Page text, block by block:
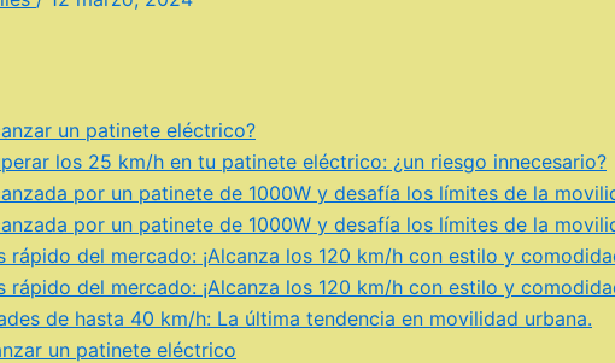
un patinete eléctrico?
los 25 km/h en tu patinete eléctrico: ¿un riesgo innecesario?
por un patinete de 1000W y desafía los límites de la
por un patinete de 1000W y desafía los límites de la
del mercado: ¡Alcanza los 120 km/h con estilo y
del mercado: ¡Alcanza los 120 km/h con estilo y
de hasta 40 km/h: La última tendencia en movilidad urbana.
un patinete eléctrico